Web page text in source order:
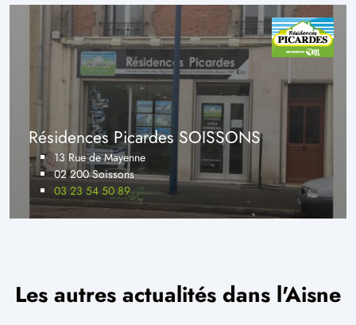
Résidences Picardes SOISSONS
13 Rue de Mayenne
02 200 Soissons
03 23 54 50 89
Les autres actualités dans l'Aisne